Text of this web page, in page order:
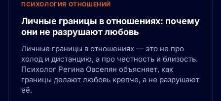
ПСИХОЛОГИЯ ОТНОШЕНИЙ
Личные границы в отношениях: почему
они не разрушают любовь
Личные границы в отношениях — это не про
холод и дистанцию, а про честность и близость.
Психолог Регина Овсепян объясняет, как
границы делают любовь крепче, а не разрушают
её.